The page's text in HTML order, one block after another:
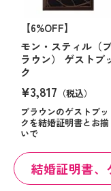
【6%OFF】
モン・スティル（
ラウン） ゲストブ
ク
¥3,817 （税込）
ブラウンのゲストブッ
クを結婚証明書とお揃
いで
結婚証明書、